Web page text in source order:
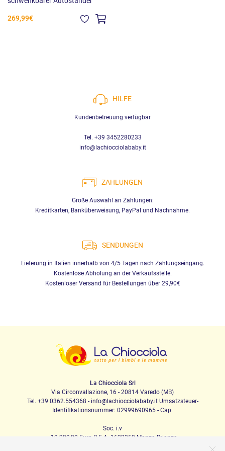
269,99€
HILFE
Kundenbetreuung verfügbar
Tel. +39 3452280233
info@lachiocciolababy.it
ZAHLUNGEN
Große Auswahl an Zahlungen:
Kreditkarten, Banküberweisung, PayPal und Nachnahme.
SENDUNGEN
Lieferung in Italien innerhalb von 4/5 Tagen nach Zahlungseingang.
Kostenlose Abholung an der Verkaufsstelle.
Kostenloser Versand für Bestellungen über 29,90€
La Chiocciola Srl
Via Circonvallazione, 16 - 20814 Varedo (MB)
Tel. +39 0362.554368 - info@lachiocciolababy.it Umsatzsteuer-
Identifikationsnummer: 02999690965 - Cap.
Soc. i.v
. 10.200,00 Euro R.E.A. 1622350 Monza Brianza